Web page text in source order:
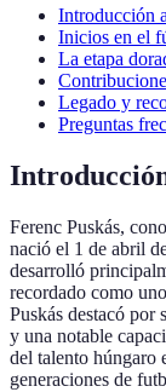
Introducción
Inicios en el
La etapa
Legado y
Preguntas
Ferenc Puskás,
nació el 1 de abril
desarrolló
recordado como
Puskás destacó
y una notable
del talento húngaro
generaciones de